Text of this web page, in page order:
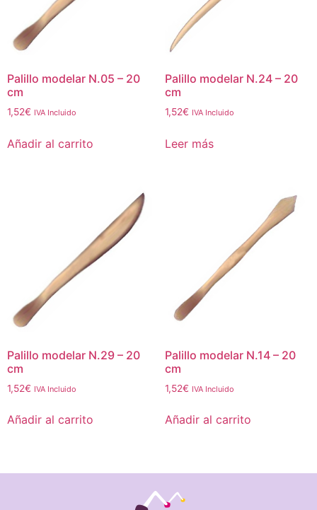
Palillo modelar N.05 – 20
cm
1,52€ IVA Incluido
Añadir al carrito
Palillo modelar N.24 – 20
cm
1,52€ IVA Incluido
Leer más
Palillo modelar N.29 – 20
cm
1,52€ IVA Incluido
Añadir al carrito
Palillo modelar N.14 – 20
cm
1,52€ IVA Incluido
Añadir al carrito